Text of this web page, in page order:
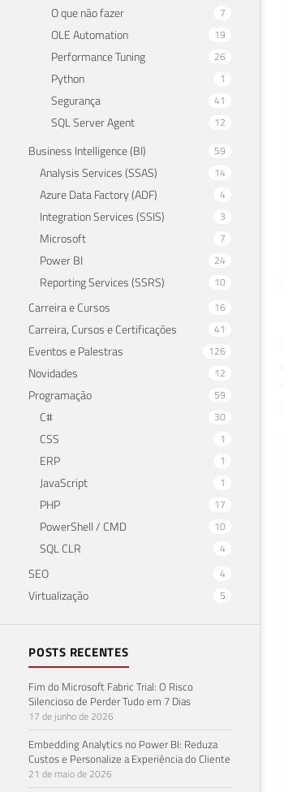
O que não fazer 7
OLE Automation 19
Performance Tuning 26
Python 1
Segurança 41
SQL Server Agent 12
Business Intelligence (BI) 59
Analysis Services (SSAS) 14
Azure Data Factory (ADF) 4
Integration Services (SSIS) 3
Microsoft 7
Power BI 24
Reporting Services (SSRS) 10
Carreira e Cursos 16
Carreira, Cursos e Certificações 41
Eventos e Palestras 126
Novidades 12
Programação 59
C# 30
CSS 1
ERP 1
JavaScript 1
PHP 17
PowerShell / CMD 10
SQL CLR 4
SEO 4
Virtualização 5
POSTS RECENTES
Fim do Microsoft Fabric Trial: O Risco
Silencioso de Perder Tudo em 7 Dias
17 de junho de 2026
Embedding Analytics no Power BI: Reduza
Custos e Personalize a Experiência do Cliente
21 de maio de 2026